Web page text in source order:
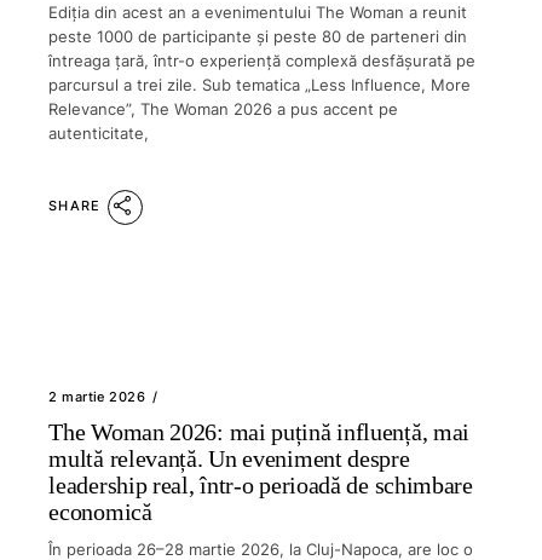
Ediția din acest an a evenimentului The Woman a reunit
peste 1000 de participante și peste 80 de parteneri din
întreaga țară, într-o experiență complexă desfășurată pe
parcursul a trei zile. Sub tematica „Less Influence, More
Relevance”, The Woman 2026 a pus accent pe
autenticitate,
SHARE
2 martie 2026
The Woman 2026: mai puțină influență, mai
multă relevanță. Un eveniment despre
leadership real, într-o perioadă de schimbare
economică
În perioada 26–28 martie 2026, la Cluj-Napoca, are loc o